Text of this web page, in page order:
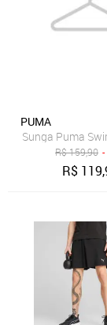
PUMA
Sunga Puma
R$159,90 -
R$